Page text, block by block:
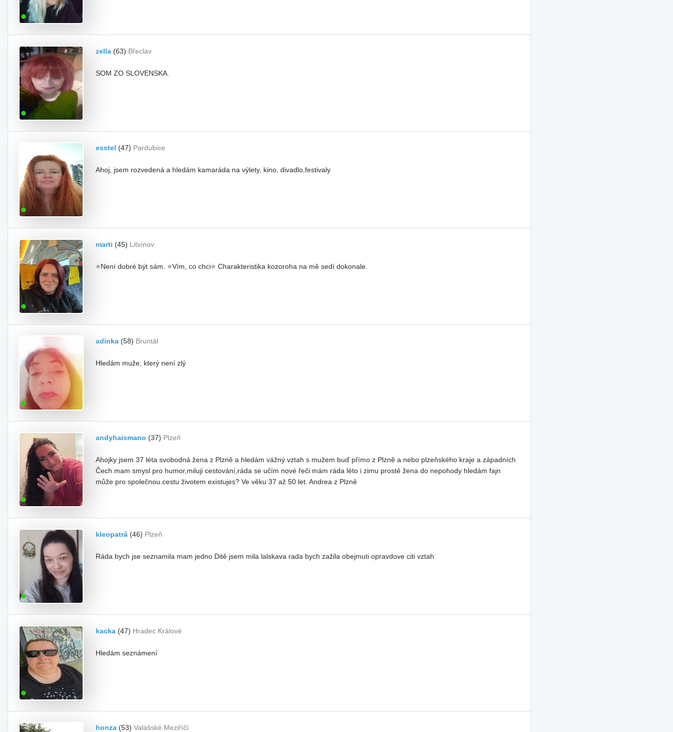
zella (63) Břeclav
SOM ZO SLOVENSKA.
esstel (47) Pardubice
Ahoj, jsem rozvedená a hledám kamaráda na výlety, kino, divadlo,festivaly
marti (45) Litvínov
⭐Není dobré být sám. ⭐Vím, co chci⭐ Charakteristika kozoroha na mě sedí dokonale.
adinka (58) Bruntál
Hledám muže, který není zlý
andyhaismano (37) Plzeň
Ahojky jsem 37 léta svobodná žena z Plzně a hledám vážný vztah s mužem buď přímo z Plzně a nebo plzeňského kraje a západních
Čech.mam smysl pro humor,miluji cestování,ráda se učím nové řeči mám ráda léto i zimu prostě žena do nepohody hledám fajn
může pro společnou.cestu životem existujes? Ve věku 37 až 50 let. Andrea z Plzně
kleopatrá (46) Plzeň
Ráda bych jse seznamila mam jedno Ditě jsem mila lalskava rada bych zažila obejmuti opravdove citi vztah
kacka (47) Hradec Králové
Hledám seznámení
honza (53) Valašské Meziříčí